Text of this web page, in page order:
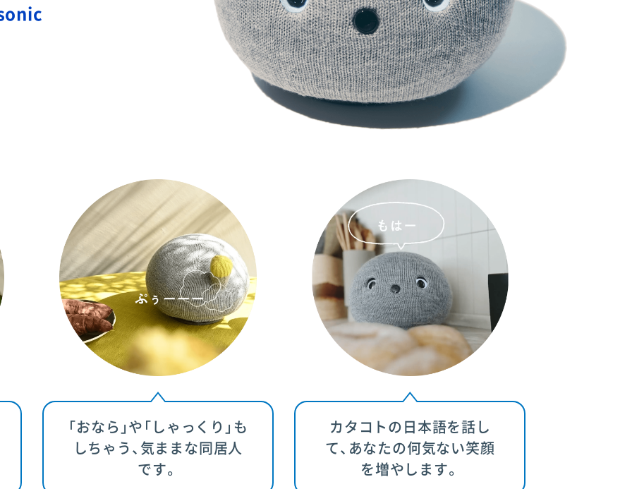
「おなら」や「しゃっくり」も
しちゃう、気ままな同居人
です。
カタコトの日本語を話し
て、あなたの何気ない笑顔
を増やします。